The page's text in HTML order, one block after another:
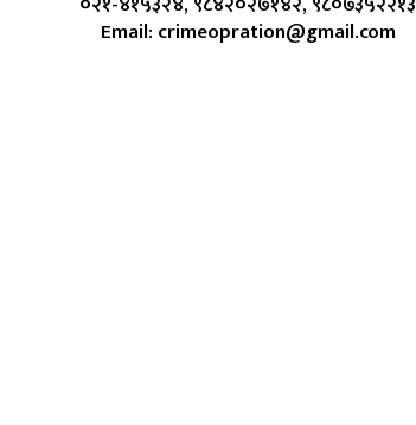
Email: crimeopration@gmail.com